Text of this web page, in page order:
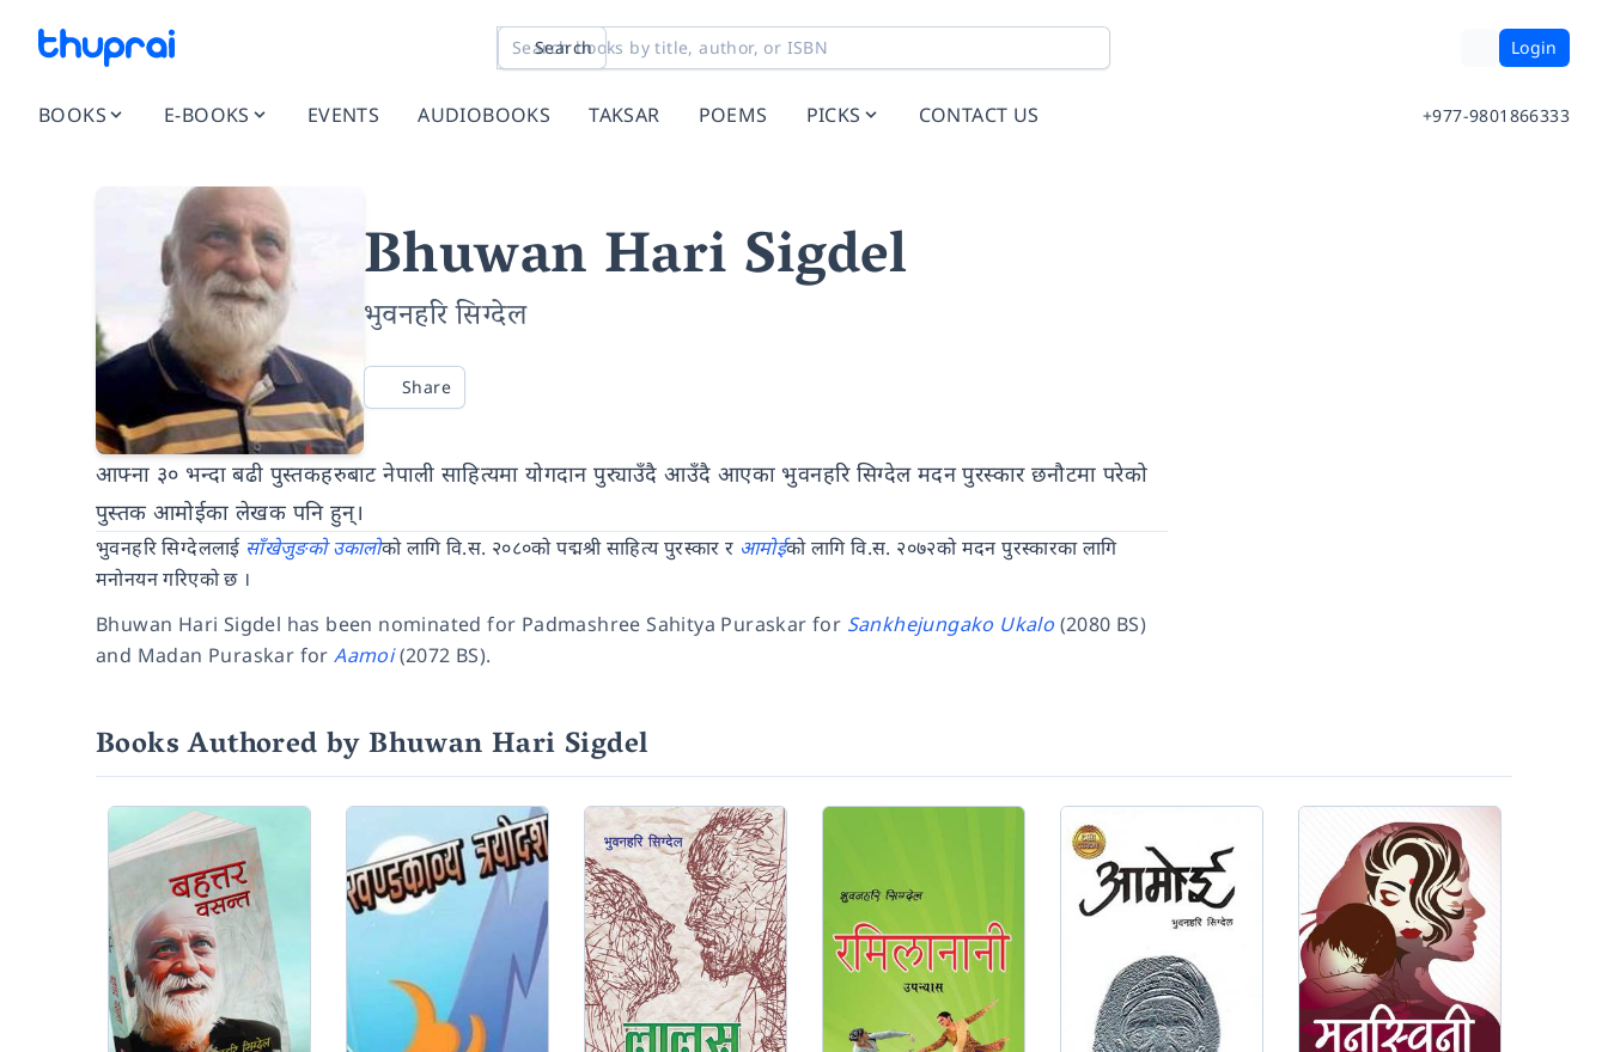
Search Login
BOOKS E-BOOKS EVENTS AUDIOBOOKS TAKSAR POEMS PICKS CONTACT US +977-9801866333
Bhuwan Hari Sigdel
भुवनहरि सिग्देल
Share
आफ्ना ३० भन्दा बढी पुस्तकहरुबाट नेपाली साहित्यमा योगदान पुर‍्याउँदै आउँदै आएका भुवनहरि सिग्देल मदन पुरस्कार छनौटमा परेको
पुस्तक आमोईका लेखक पनि हुन्।
भुवनहरि सिग्देललाई साँखेजुङको उकालोको लागि वि.स. २०८०को पद्मश्री साहित्य पुरस्कार र आमोईको लागि वि.स. २०७२को मदन पुरस्कारका लागि
मनोनयन गरिएको छ ।
Bhuwan Hari Sigdel has been nominated for Padmashree Sahitya Puraskar for Sankhejungako Ukalo (2080 BS)
and Madan Puraskar forAamoi(2072 BS).
Books Authored by Bhuwan Hari Sigdel